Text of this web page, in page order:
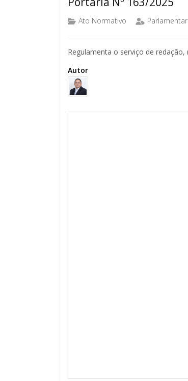
Ato Normativo Parlamentar
Regulamenta o serviço de
Autor